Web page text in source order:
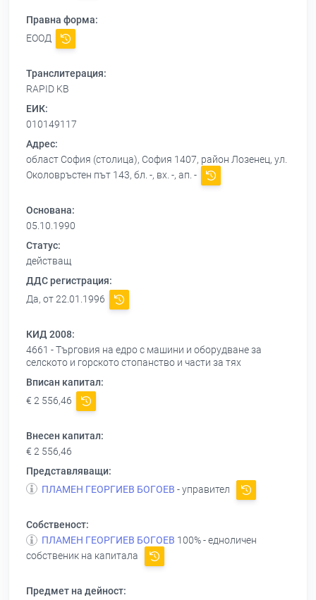
Правна форма:
ЕООД
Транслитерация:
RAPID KB
ЕИК:
010149117
Адрес:
област София (столица), София 1407, район Лозенец, ул.
Околовръстен път 143, бл. -, вх. -, ап. -
Основана:
05.10.1990
Статус:
действащ
ДДС регистрация:
Да, от 22.01.1996
КИД 2008:
4661 - Търговия на едро с машини и оборудване за
селското и горското стопанство и части за тях
Вписан капитал:
€ 2 556,46
Внесен капитал:
€ 2 556,46
Представляващи:
ПЛАМЕН ГЕОРГИЕВ БОГОЕВ - управител
Собственост:
ПЛАМЕН ГЕОРГИЕВ БОГОЕВ 100% - едноличен
собственик на капитала
Предмет на дейност: